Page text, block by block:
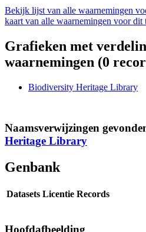
Bekijk lijst van alle waarnemingen
kaart van alle waarnemingen voor dit
Grafieken met
waarnemingen (0
Biodiversity Heritage Library
Naamsverwijzingen
Heritage Library
Genbank
Datasets Licentie Records
Hoofdafbeelding